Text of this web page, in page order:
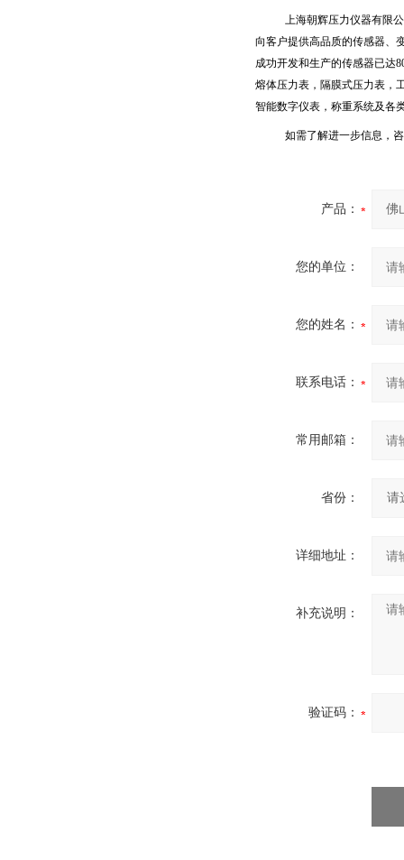
上海朝辉压力仪器有限
向客户提供高品质的传感器、
成功开发和生产的传感器已达
熔体压力表，隔膜式压力表，
智能数字仪表，称重系统及各
如需了解进一步信息，
产品：
您的单位：
您的姓名：
联系电话：
常用邮箱：
省份：
详细地址：
补充说明：
验证码：